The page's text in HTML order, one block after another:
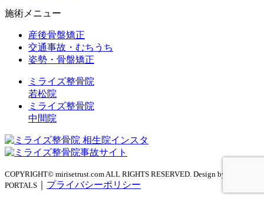
施術メニュー
産後骨盤矯正
交通事故・むちうち
姿勢・骨盤矯正
ミライズ整骨院
若松院
ミライズ整骨院
中間院
COPYRIGHT© mirisetrust.com ALL RIGHTS RESERVED. Design by
PORTALS
プライバシーポリシー